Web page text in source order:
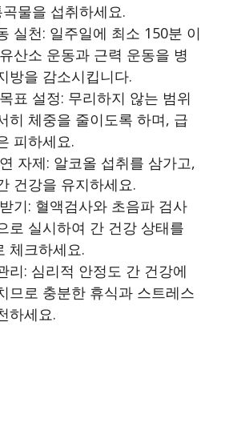
물을 섭취하세요.
실천: 일주일에 최소 150분 이
산소 운동과 근력 운동을 병
방을 감소시킵니다.
표 설정: 무리하지 않는 범위
히 체중을 줄이도록 하며, 급
피하세요.
자제: 알코올 섭취를 삼가고,
건강을 유지하세요.
기: 혈액검사와 초음파 검사
로 실시하여 간 건강 상태를
체크하세요.
리: 심리적 안정도 간 건강에
므로 충분한 휴식과 스트레스
하세요.